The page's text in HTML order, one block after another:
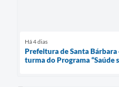
Há 4 dias
Prefeitura de Santa
turma do Programa “Saúde